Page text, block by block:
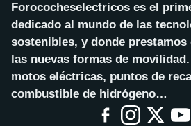
Forococheselectricos es el
dedicado al mundo de las
sostenibles, y donde prestamos
las nuevas formas de
motos eléctricas, puntos de
combustible de hidrógeno…